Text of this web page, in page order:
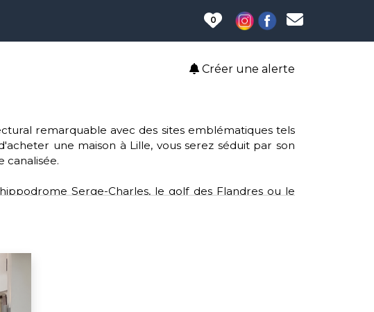
0
Créer une alerte
remarquable avec des sites emblématiques tels
une maison à Lille, vous serez séduit par son
canalisée.
Serge-Charles, le golf des Flandres ou le
de clubs tels que le rugby, le volley-ball et le
et de culture, Lille soutient des causes telles que
du sein et l'opération de broyage mobile pour